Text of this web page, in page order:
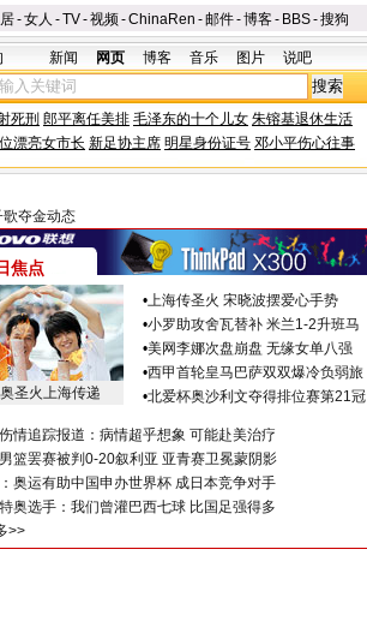
-女人 -TV-视频-ChinaRen -邮件-博客- BBS-搜狗
新闻 网页 博客 音乐 图片 说吧
死刑 郎平离任美排 毛泽东的十个儿女 朱镕基退休生活
漂亮女市长 新足协主席 明星身份证号 邓小平伤心往事
歌夺金动态
焦点
圣火上海传递
•上海传圣火 宋晓波摆爱心手势
•小罗助攻舍瓦替补 米兰1-2升班马
•美网李娜次盘崩盘 无缘女单八强
•西甲首轮皇马巴萨双双爆冷负弱旅
•北爱杯奥沙利文夺得排位赛第21冠
情追踪报道：病情超乎想象 可能赴美治疗
篮罢赛被判0-20叙利亚 亚青赛卫冕蒙阴影
奥运有助中国申办世界杯 成日本竞争对手
奥选手：我们曾灌巴西七球 比国足强得多
>>